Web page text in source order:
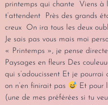
printemps qui chante Viens à
t’attendent Près des grands
creux On ira tous les deux
Je sais pas vous mais moi
« Printemps », je pense
Paysages en fleurs Des
qui s’adoucissent Et je pourrai
on n’en finirait pas
Et pour
(une de mes préférées si tu